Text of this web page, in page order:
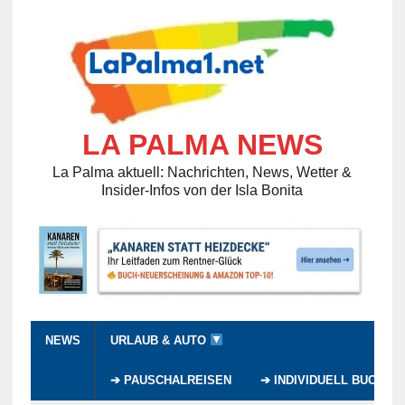
LA PALMA NEWS
La Palma aktuell: Nachrichten, News, Wetter &
Insider-Infos von der Isla Bonita
NEWS URLAUB & AUTO
➔ PAUSCHALREISEN ➔ INDIVIDUELL BUCHEN